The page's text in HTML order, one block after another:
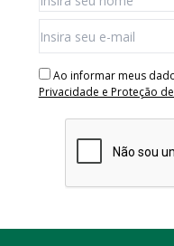
Ao informar meus
Privacidade e Proteção